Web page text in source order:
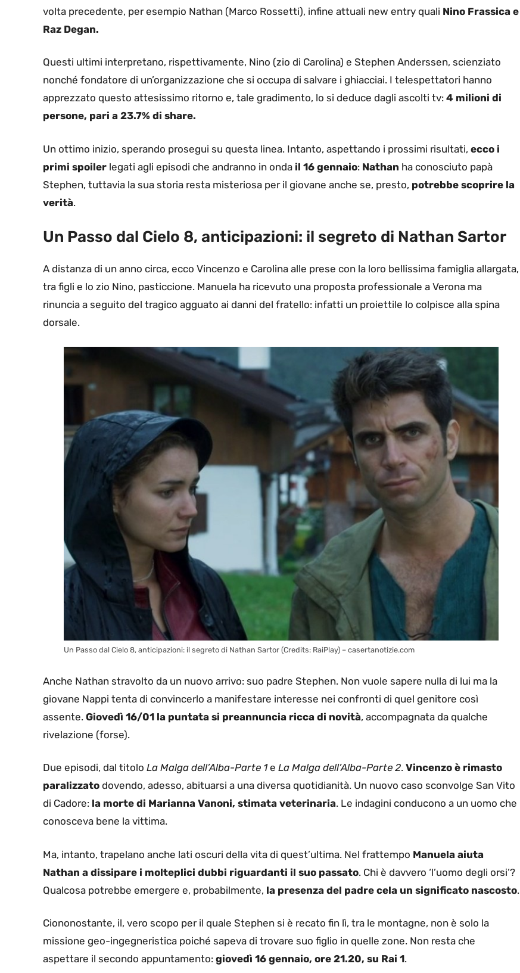
volta precedente, per esempio Nathan (Marco Rossetti), infine attuali new entry quali Nino Frassica e
Raz Degan.
Questi ultimi interpretano, rispettivamente, Nino (zio di Carolina) e Stephen Anderssen, scienziato
nonché fondatore di un’organizzazione che si occupa di salvare i ghiacciai. I telespettatori hanno
apprezzato questo attesissimo ritorno e, tale gradimento, lo si deduce dagli ascolti tv: 4 milioni di
persone, pari a 23.7% di share.
Un ottimo inizio, sperando prosegui su questa linea. Intanto, aspettando i prossimi risultati, ecco i
primi spoiler legati agli episodi che andranno in onda il 16 gennaio: Nathan ha conosciuto papà
Stephen, tuttavia la sua storia resta misteriosa per il giovane anche se, presto, potrebbe scoprire la
verità.
Un Passo dal Cielo 8, anticipazioni: il segreto di Nathan Sartor
A distanza di un anno circa, ecco Vincenzo e Carolina alle prese con la loro bellissima famiglia allargata,
tra figli e lo zio Nino, pasticcione. Manuela ha ricevuto una proposta professionale a Verona ma
rinuncia a seguito del tragico agguato ai danni del fratello: infatti un proiettile lo colpisce alla spina
dorsale.
Un Passo dal Cielo 8, anticipazioni: il segreto di Nathan Sartor (Credits: RaiPlay) – casertanotizie.com
Anche Nathan stravolto da un nuovo arrivo: suo padre Stephen. Non vuole sapere nulla di lui ma la
giovane Nappi tenta di convincerlo a manifestare interesse nei confronti di quel genitore così
assente. Giovedì 16/01 la puntata si preannuncia ricca di novità, accompagnata da qualche
rivelazione (forse).
Due episodi, dal titolo La Malga dell’Alba-Parte 1e La Malga dell’Alba-Parte 2. Vincenzo è rimasto
paralizzato dovendo, adesso, abituarsi a una diversa quotidianità. Un nuovo caso sconvolge San Vito
di Cadore: la morte di Marianna Vanoni, stimata veterinaria. Le indagini conducono a un uomo che
conosceva bene la vittima.
Ma, intanto, trapelano anche lati oscuri della vita di quest’ultima. Nel frattempo Manuela aiuta
Nathan a dissipare i molteplici dubbi riguardanti il suo passato. Chi è davvero ‘l’uomo degli orsi’?
Qualcosa potrebbe emergere e, probabilmente, la presenza del padre cela un significato nascosto.
Ciononostante, il, vero scopo per il quale Stephen si è recato fin lì, tra le montagne, non è solo la
missione geo-ingegneristica poiché sapeva di trovare suo figlio in quelle zone. Non resta che
aspettare il secondo appuntamento: giovedì 16 gennaio, ore 21.20, su Rai 1.